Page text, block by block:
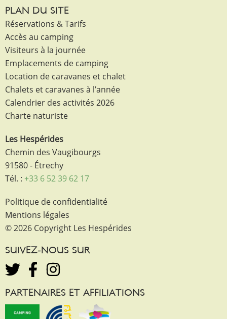
PLAN DU SITE
Réservations & Tarifs
Accès au camping
Visiteurs à la journée
Emplacements de camping
Location de caravanes et chalet
Chalets et caravanes à l’année
Calendrier des activités 2026
Charte naturiste
Les Hespérides
Chemin des Vaugibourgs
91580 - Étrechy
Tél. : +33 6 52 39 62 17
Politique de confidentialité
Mentions légales
© 2026 Copyright Les Hespérides
SUIVEZ-NOUS SUR
PARTENAIRES ET AFFILIATIONS